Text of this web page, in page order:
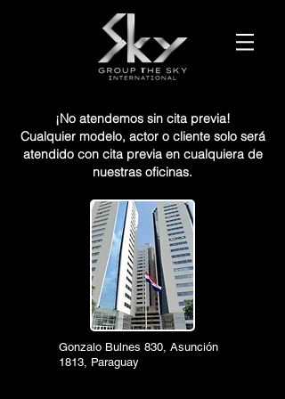
¡No atendemos sin cita previa!
Cualquier modelo, actor o cliente solo será
atendido con cita previa en cualquiera de
nuestras oficinas.
Gonzalo Bulnes 830, Asunción
1813, Paraguay